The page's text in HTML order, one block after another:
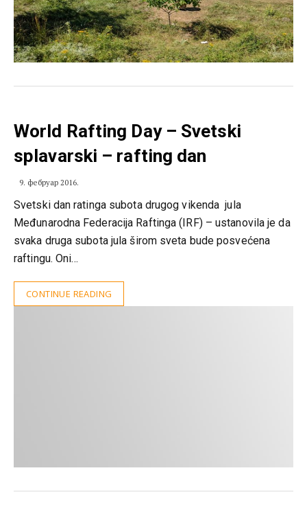
World Rafting Day – Svetski
splavarski – rafting dan
9. фебруар 2016.
Svetski dan ratinga subota drugog vikenda jula
Međunarodna Federacija Raftinga (IRF) – ustanovila je da
svaka druga subota jula širom sveta bude posvećena
raftingu. Oni…
CONTINUE READING